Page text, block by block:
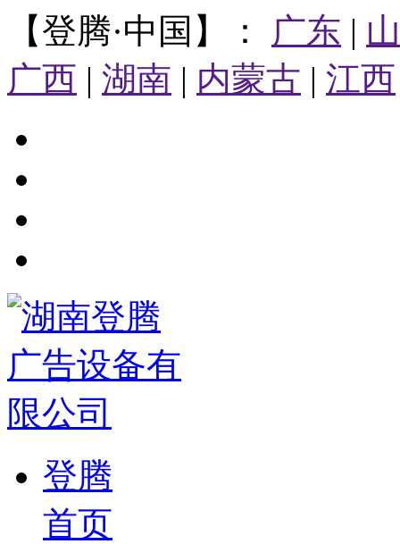
【登腾·中国】： 广东 |
广西 | 湖南 | 内蒙古 | 江西
登腾
首页